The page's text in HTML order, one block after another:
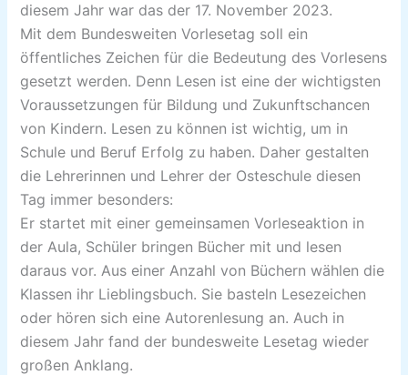
diesem Jahr war das der 17. November 2023.
Mit dem Bundesweiten Vorlesetag soll ein
öffentliches Zeichen für die Bedeutung des Vorlesens
gesetzt werden. Denn Lesen ist eine der wichtigsten
Voraussetzungen für Bildung und Zukunftschancen
von Kindern. Lesen zu können ist wichtig, um in
Schule und Beruf Erfolg zu haben. Daher gestalten
die Lehrerinnen und Lehrer der Osteschule diesen
Tag immer besonders:
Er startet mit einer gemeinsamen Vorleseaktion in
der Aula, Schüler bringen Bücher mit und lesen
daraus vor. Aus einer Anzahl von Büchern wählen die
Klassen ihr Lieblingsbuch. Sie basteln Lesezeichen
oder hören sich eine Autorenlesung an. Auch in
diesem Jahr fand der bundesweite Lesetag wieder
großen Anklang.